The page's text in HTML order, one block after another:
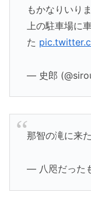
もかなりいり
上の駐車場に
た
— 史郎
那智の滝に来
— 八咫だった